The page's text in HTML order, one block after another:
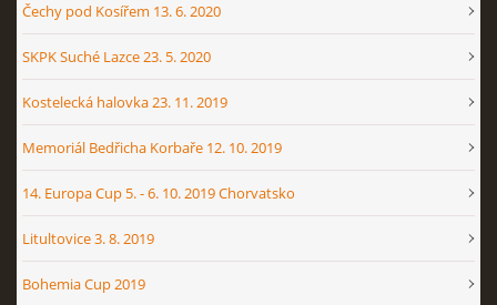
Čechy pod Kosířem 13. 6. 2020
SKPK Suché Lazce 23. 5. 2020
Kostelecká halovka 23. 11. 2019
Memoriál Bedřicha Korbaře 12. 10. 2019
14. Europa Cup 5. - 6. 10. 2019 Chorvatsko
Litultovice 3. 8. 2019
Bohemia Cup 2019